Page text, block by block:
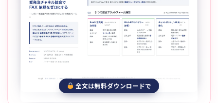
全文は無料ダウンロードで